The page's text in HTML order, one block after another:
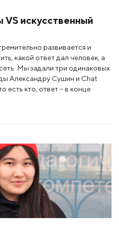
искусственный
развивается и
какой ответ дал человек, а
Мы задали три одинаковых
Александру Сушин и Chat
есть кто, ответ – в конце